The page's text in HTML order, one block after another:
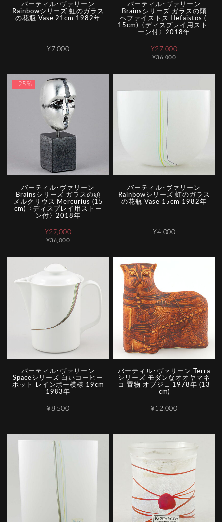
バーティル･ヴァリーン
Rainbowシリーズ 虹のガラス
の花瓶 Vase 21cm 1982年
¥7,000
バーティル･ヴァリーン
Brainsシリーズ ガラスの頭
ヘファイストス Hefaistos (­
1­5­c­m­)­〈­デ­ィ­ス­プ­レ­イ­用­ス­ト­
ー­ン­付­〉­2­0­1­8­年
¥36,000
¥27,000
-25%
バーティル･ヴァリーン
Brainsシリーズ ガラスの頭
メルクリウス Mercurius (15
cm)〈ディスプレイ用ストー
ン付〉2018年
¥36,000
¥27,000
バーティル･ヴァリーン
Rainbowシリーズ 虹のガラス
の花瓶 Vase 15cm 1982年
¥4,000
バーティル･ヴァリーン
Spaceシリーズ 白いコーヒー
ポット レインボー模様 19cm
1983年
¥8,500
バーティル･ヴァリーン Terra
シリーズ モダンなオオヤマネ
コ 置物 オブジェ 1978年 (13
cm)
¥12,000